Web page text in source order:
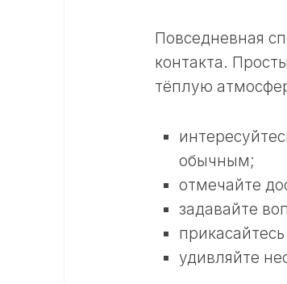
Повседневная
контакта.
тёплую
обычным;
отмечайте
задавайте
удивляйте